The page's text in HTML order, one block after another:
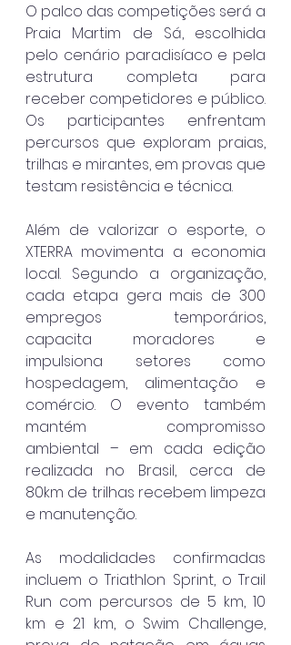
O palco das competições será a
Praia Martim de Sá, escolhida
pelo cenário paradisíaco e pela
estrutura completa para
receber competidores e público.
Os participantes enfrentam
percursos que exploram praias,
trilhas e mirantes, em provas que
testam resistência e técnica.
Além de valorizar o esporte, o
XTERRA movimenta a economia
local. Segundo a organização,
cada etapa gera mais de 300
empregos temporários,
capacita moradores e
impulsiona setores como
hospedagem, alimentação e
comércio. O evento também
mantém compromisso
ambiental – em cada edição
realizada no Brasil, cerca de
80km de trilhas recebem limpeza
e manutenção.
As modalidades confirmadas
incluem o Triathlon Sprint, o Trail
Run com percursos de 5 km, 10
km e 21 km, o Swim Challenge,